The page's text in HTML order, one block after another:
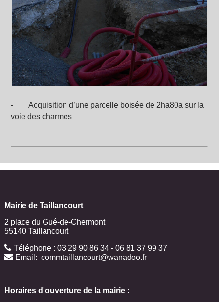
- Acquisition d’une parcelle boisée de 2ha80a sur la
voie des charmes
Mairie de Taillancourt
2 place du Gué-de-Chermont
55140 Taillancourt
Téléphone : 03 29 90 86 34 - 06 81 37 99 37
Email: commtaillancourt@wanadoo.fr
Horaires d'ouverture de la mairie :